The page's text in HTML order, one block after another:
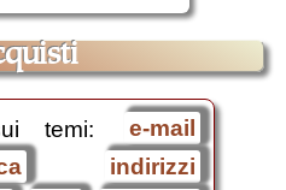
temi:
e-mail
indirizzi